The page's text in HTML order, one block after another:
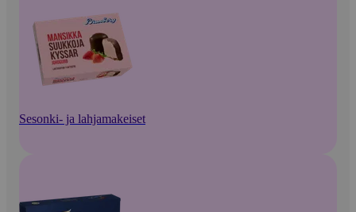
Sesonki- ja lahjamakeiset